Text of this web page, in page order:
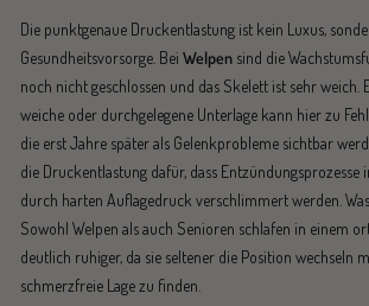
Die punktgenaue Druckentlastung ist kein Luxus,
Gesundheitsvorsorge. Bei Welpen sind die
noch nicht geschlossen und das Skelett ist sehr weich.
weiche oder durchgelegene Unterlage kann hier zu
die erst Jahre später als Gelenkprobleme sichtbar
die Druckentlastung dafür, dass Entzündungsprozesse
durch harten Auflagedruck verschlimmert werden.
Sowohl Welpen als auch Senioren schlafen in einem
deutlich ruhiger, da sie seltener die Position wechseln
schmerzfreie Lage zu finden.